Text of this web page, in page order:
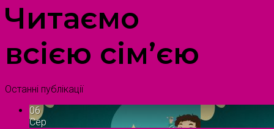
Читаємо
всією сім’єю
Останні публікації
06
Сер